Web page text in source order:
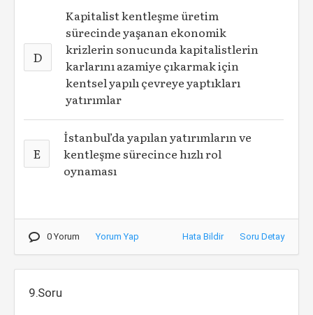
D
Kapitalist kentleşme üretim
sürecinde yaşanan ekonomik
krizlerin sonucunda kapitalistlerin
karlarını azamiye çıkarmak için
kentsel yapılı çevreye yaptıkları
yatırımlar
E
İstanbul’da yapılan yatırımların ve
kentleşme sürecince hızlı rol
oynaması
0 Yorum Yorum Yap Hata Bildir Soru Detay
9.Soru